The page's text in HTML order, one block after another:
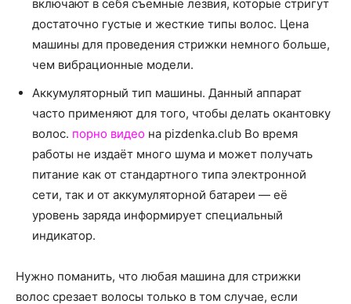
включают в себя съемные лезвия, которые стригут
достаточно густые и жесткие типы волос. Цена
машины для проведения стрижки немного больше,
чем вибрационные модели.
Аккумуляторный тип машины. Данный аппарат
часто применяют для того, чтобы делать окантовку
волос. порно видео на pizdenka.club Во время
работы не издаёт много шума и может получать
питание как от стандартного типа электронной
сети, так и от аккумуляторной батареи — её
уровень заряда информирует специальный
индикатор.
Нужно поманить, что любая машина для стрижки
волос срезает волосы только в том случае, если